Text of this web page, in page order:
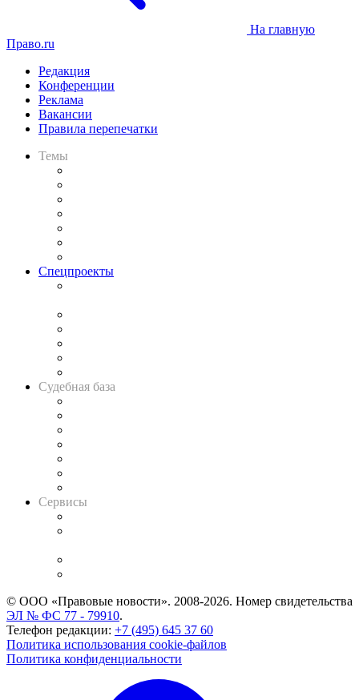
На главную
Право.ru
Редакция
Конференции
Реклама
Вакансии
Правила перепечатки
Темы
Спецпроекты
Судебная база
Сервисы
© ООО «Правовые новости». 2008-2026. Номер свидетельства
ЭЛ № ФС 77 - 79910.
Телефон редакции: +7 (495) 645 37 60
Политика использования cookie-файлов
Политика конфиденциальности